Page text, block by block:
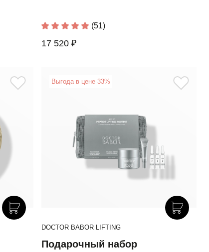
(51)
17 520 ₽
Выгода в цене 33%
DOCTOR BABOR LIFTING
Подарочный набор